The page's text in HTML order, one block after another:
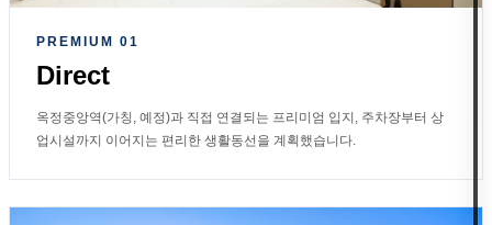
PREMIUM 01
Direct
옥정중앙역(가칭, 예정)과 직접 연결되는 프리미엄 입지, 주차장부터 상
업시설까지 이어지는 편리한 생활동선을 계획했습니다.